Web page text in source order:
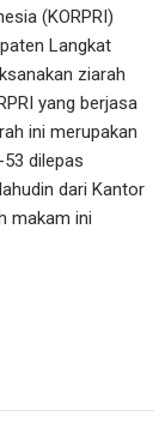
(KORPRI)
Langkat
ziarah
yang berjasa
ini merupakan
dilepas
dari Kantor
makam ini